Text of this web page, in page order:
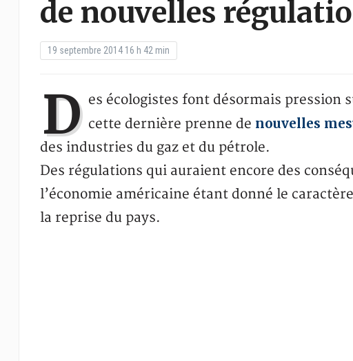
de nouvelles
19 septembre 2014 16 h 42 min
D es écologistes font désormais pression
cette dernière prenne de nouvelles
des industries du gaz et du pétrole.
Des régulations qui auraient encore des
l’économie américaine étant donné le
la reprise du pays.